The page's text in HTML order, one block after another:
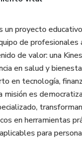
seguros y
equilibrio,
de 8 semanas
realizar en casa
de 60 años
un proyecto
de profesionales
de valor: una
en salud y
en tecnología,
misión es
en herramientas
para